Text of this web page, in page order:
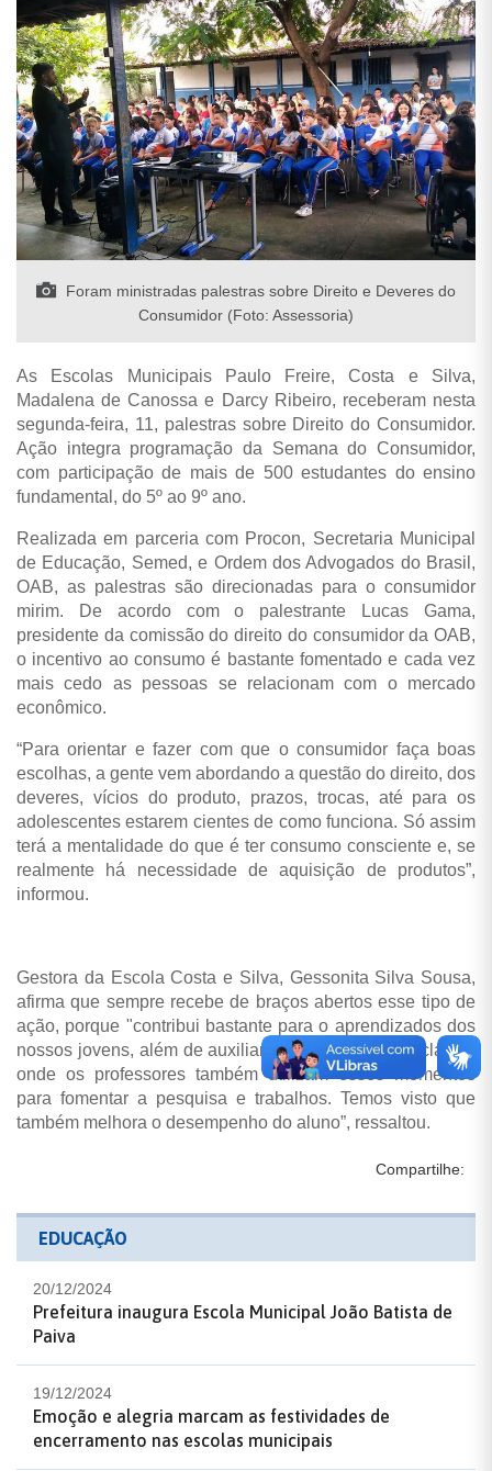
Foram ministradas palestras sobre Direito e Deveres do
Consumidor (Foto: Assessoria)
As Escolas Municipais Paulo Freire, Costa e Silva,
Madalena de Canossa e Darcy Ribeiro, receberam nesta
segunda-feira, 11, palestras sobre Direito do Consumidor.
Ação integra programação da Semana do Consumidor,
com participação de mais de 500 estudantes do ensino
fundamental, do 5º ao 9º ano.
Realizada em parceria com Procon, Secretaria Municipal
de Educação, Semed, e Ordem dos Advogados do Brasil,
OAB, as palestras são direcionadas para o consumidor
mirim. De acordo com o palestrante Lucas Gama,
presidente da comissão do direito do consumidor da OAB,
o incentivo ao consumo é bastante fomentado e cada vez
mais cedo as pessoas se relacionam com o mercado
econômico.
“Para orientar e fazer com que o consumidor faça boas
escolhas, a gente vem abordando a questão do direito, dos
deveres, vícios do produto, prazos, trocas, até para os
adolescentes estarem cientes de como funciona. Só assim
terá a mentalidade do que é ter consumo consciente e, se
realmente há necessidade de aquisição de produtos”,
informou.
Gestora da Escola Costa e Silva, Gessonita Silva Sousa,
afirma que sempre recebe de braços abertos esse tipo de
ação, porque "contribui bastante para o aprendizados dos
nossos jovens, além de auxiliar nos trabalhos extraclasse,
onde os professores também utilizam esses momentos
para fomentar a pesquisa e trabalhos. Temos visto que
também melhora o desempenho do aluno”, ressaltou.
Compartilhe:
EDUCAÇÃO
20/12/2024
Prefeitura inaugura Escola Municipal João Batista de
Paiva
19/12/2024
Emoção e alegria marcam as festividades de
encerramento nas escolas municipais